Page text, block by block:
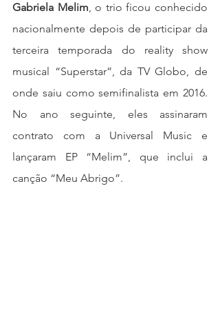
Gabriela Melim, o trio ficou conhecido
nacionalmente depois de participar da
terceira temporada do reality show
musical “Superstar”, da TV Globo, de
onde saiu como semifinalista em 2016.
No ano seguinte, eles assinaram
contrato com a Universal Music e
lançaram EP “Melim”, que inclui a
canção “Meu Abrigo”.